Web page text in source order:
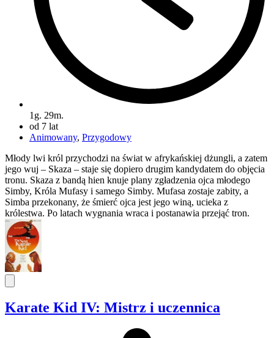
1g. 29m.
od 7 lat
Animowany, Przygodowy
Młody lwi król przychodzi na świat w afrykańskiej dżungli, a zatem
jego wuj – Skaza – staje się dopiero drugim kandydatem do objęcia
tronu. Skaza z bandą hien knuje plany zgładzenia ojca młodego
Simby, Króla Mufasy i samego Simby. Mufasa zostaje zabity, a
Simba przekonany, że śmierć ojca jest jego winą, ucieka z
królestwa. Po latach wygnania wraca i postanawia przejąć tron.
Karate Kid IV: Mistrz i uczennica